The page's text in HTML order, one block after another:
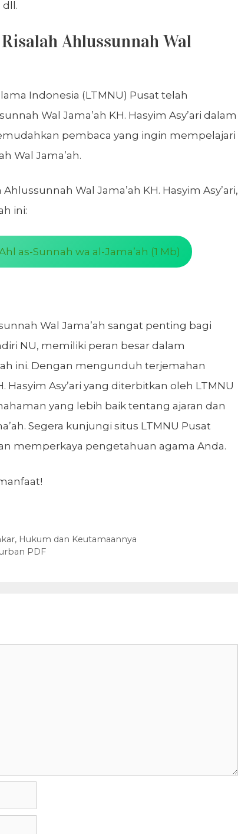
dll.
Ahlussunnah Wal
Indonesia (LTMNU) Pusat telah
Wal Jama’ah KH. Hasyim Asy’ari dalam
pembaca yang ingin mempelajari
Wal Jama’ah.
Wal Jama’ah KH. Hasyim Asy’ari,
ini:
as-Sunnah wa al-Jama’ah (1 Mb)
Wal Jama’ah sangat penting bagi
NU, memiliki peran besar dalam
ini. Dengan mengunduh terjemahan
Hasyim Asy’ari yang diterbitkan oleh LTMNU
yang lebih baik tentang ajaran dan
Segera kunjungi situs LTMNU Pusat
memperkaya pengetahuan agama Anda.
Hukum dan Keutamaannya
PDF